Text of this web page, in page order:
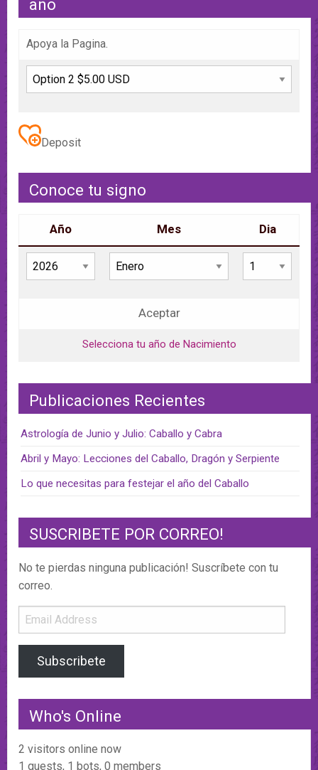
año
Apoya la Pagina.
Deposit
Conoce tu signo
Año Mes Dia
Aceptar
Selecciona tu año de Nacimiento
Publicaciones Recientes
Astrología de Junio y Julio: Caballo y Cabra
Abril y Mayo: Lecciones del Caballo, Dragón y Serpiente
Lo que necesitas para festejar el año del Caballo
SUSCRIBETE POR CORREO!
No te pierdas ninguna publicación! Suscríbete con tu
correo.
Email
Address
Subscribete
Who's Online
2 visitors online now
1 guests, 1 bots, 0 members